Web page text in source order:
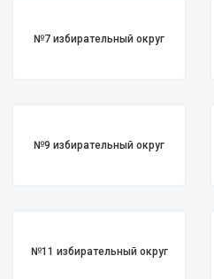
№7 избирательный округ
№9 избирательный округ
№11 избирательный округ